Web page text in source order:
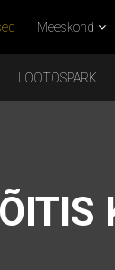
Meeskond
LOOTOSPARK